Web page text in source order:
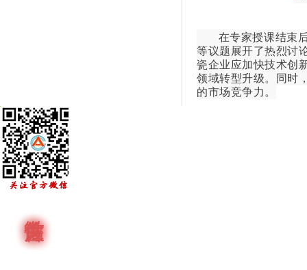
在专家授课结束
等议题展开了热烈讨
瓷企业应加快技术创
领域转型升级。同时
的市场竞争力。